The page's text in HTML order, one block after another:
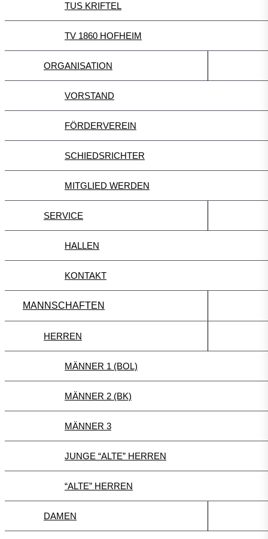
TUS KRIFTEL
TV 1860 HOFHEIM
ORGANISATION
VORSTAND
FÖRDERVEREIN
SCHIEDSRICHTER
MITGLIED WERDEN
SERVICE
HALLEN
KONTAKT
MANNSCHAFTEN
HERREN
MÄNNER 1 (BOL)
MÄNNER 2 (BK)
MÄNNER 3
JUNGE “ALTE” HERREN
“ALTE” HERREN
DAMEN